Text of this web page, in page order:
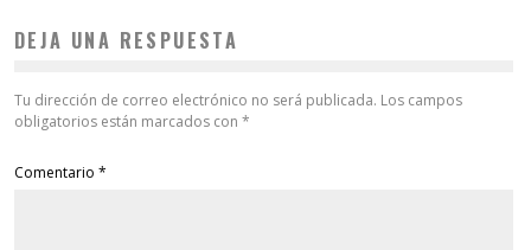
DEJA UNA RESPUESTA
Tu dirección de correo electrónico no será publicada. Los campos
obligatorios están marcados con *
Comentario *